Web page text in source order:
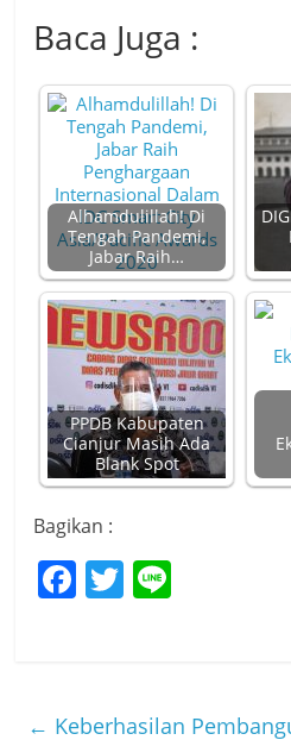
Baca Juga :
Alhamdulillah! Di
Tengah Pandemi,
Jabar Raih…
PPDB Kabupaten
Cianjur Masih Ada
Blank Spot
Bagikan :
F T
← Keberhasilan